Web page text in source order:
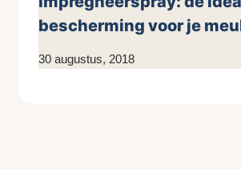
bescherming voor je
Door
30 augustus, 2018